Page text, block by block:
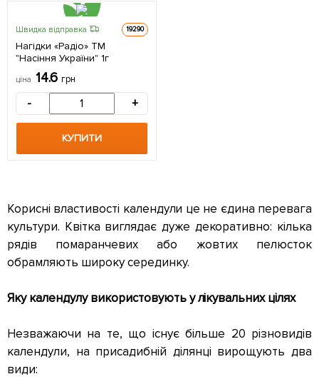
Швидка відправка 19290
Нагідки «Радіо» ТМ
"Насіння України" 1г
ціна 14.6 грн
- +
КУПИТИ
Корисні властивості календули це не єдина перевага
культури. Квітка виглядає дуже декоративно: кілька
рядів помаранчевих або жовтих пелюсток
обрамляють широку серединку.
Яку календулу використовують у лікувальних цілях
Незважаючи на те, що існує більше 20 різновидів
календули, на присадибній ділянці вирощують два
види: